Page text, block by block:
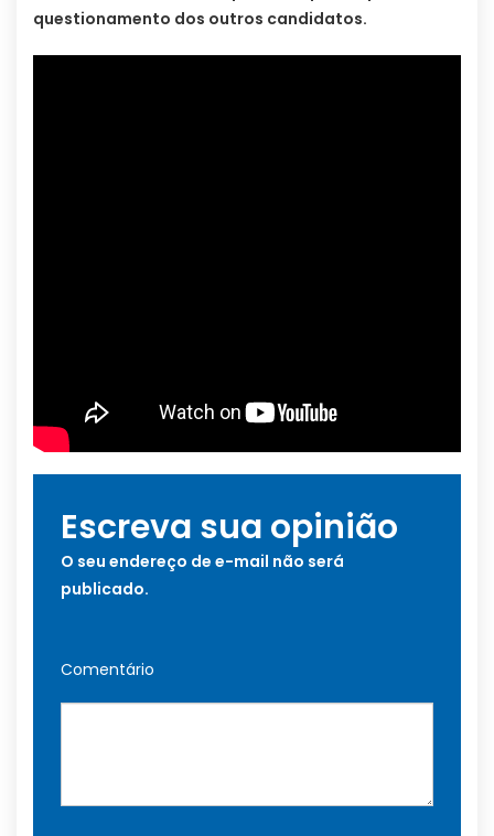
questionamento dos outros candidatos.
Escreva sua opinião
O seu endereço de e-mail não será
publicado.
Comentário